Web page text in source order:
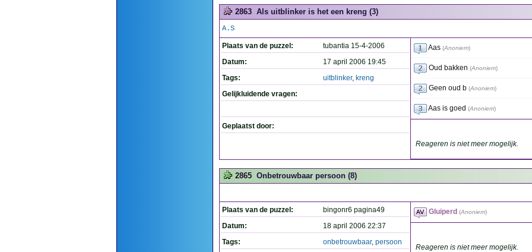
2863 Als uitblinker is het een kreng (3)
A.S
Plaats van de puzzel:
tubantia 15-4-2006
Datum:
17 april 2006 19:45
Tags:
uitblinker, kreng
Gelijkluidende vragen:
Geplaatst door:
Aas (Anoniem)
Oud bakken (Anoniem)
Geen oud b (Anoniem)
Aas is goed (Anoniem)
Reageren is niet meer mogelijk.
2865 Onbetrouwbaar persoon (8)
Plaats van de puzzel:
bingonr6 pagina49
Datum:
18 april 2006 22:37
Tags:
onbetrouwbaar, persoon
Gluiperd (Anoniem)
Reageren is niet meer mogelijk.